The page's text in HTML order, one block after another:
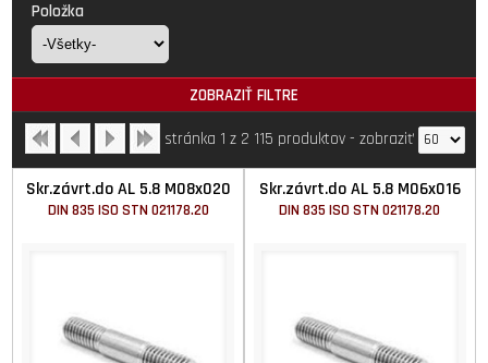
Položka
ZOBRAZIŤ FILTRE
stránka 1 z 2 115 produktov- zobraziť
Skr.závrt.do AL 5.8 M08x020
DIN 835 ISO STN 021178.20
Skr.závrt.do AL 5.8 M06x016
DIN 835 ISO STN 021178.20